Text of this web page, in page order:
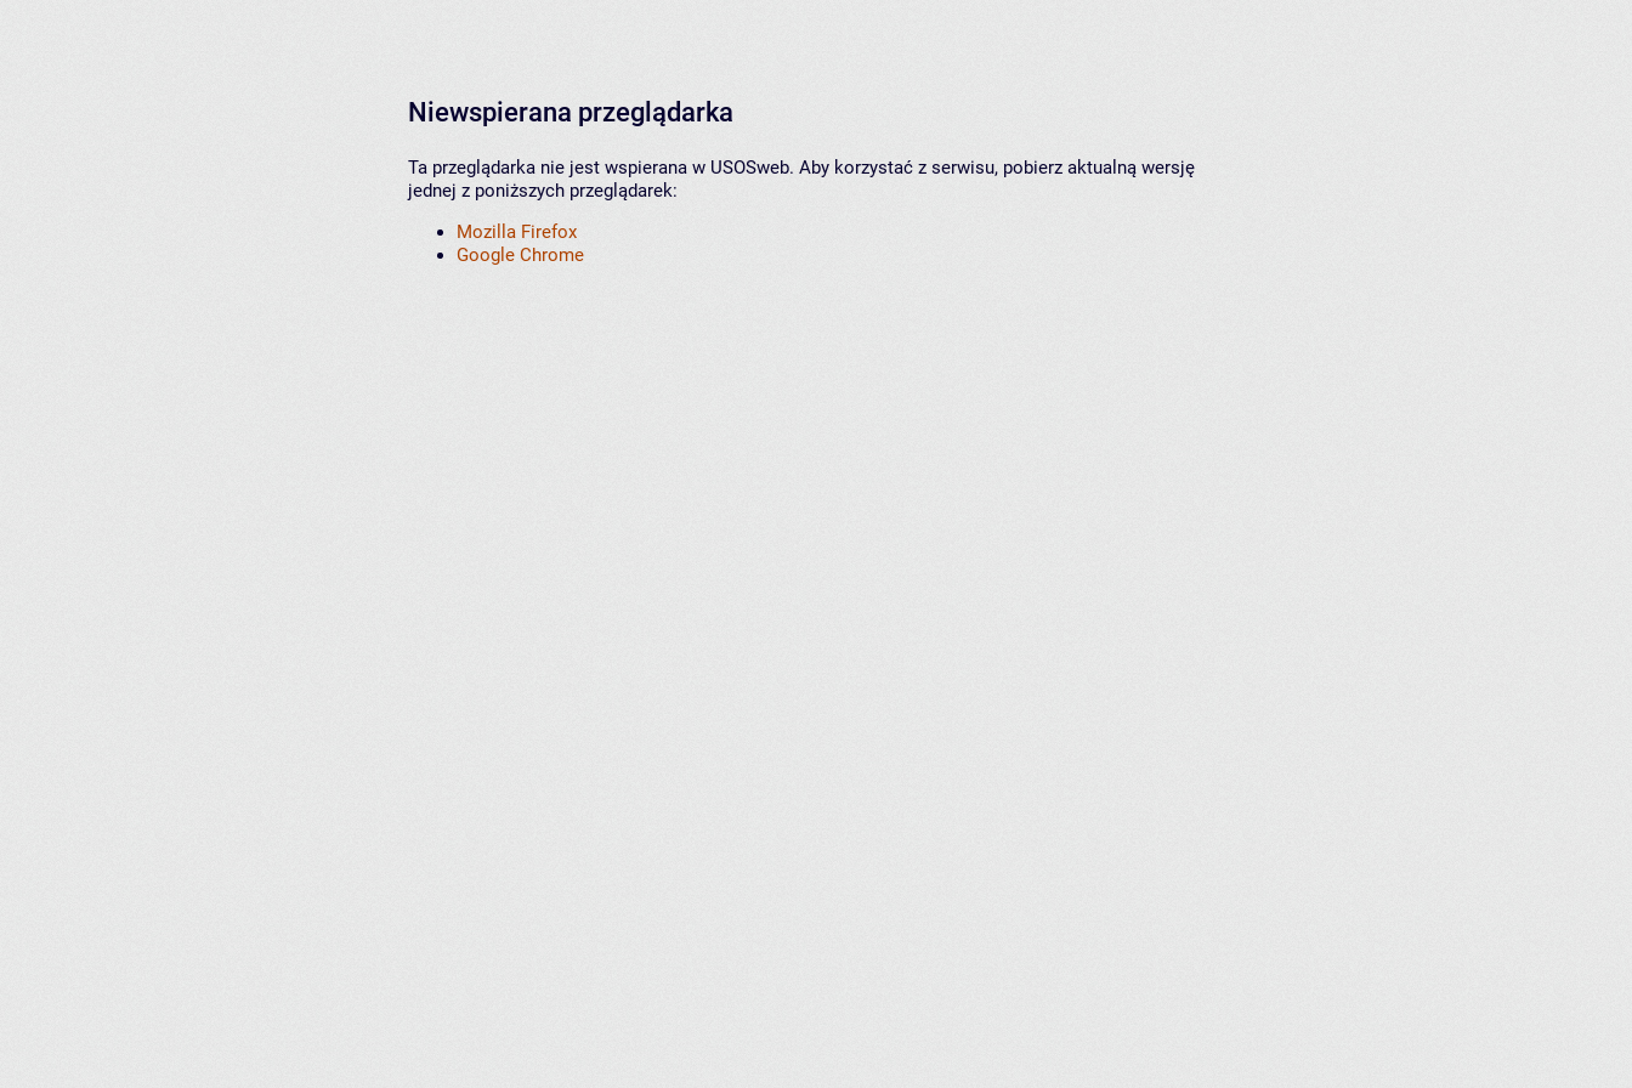
Niewspierana przeglądarka
Ta przeglądarka nie jest wspierana w USOSweb. Aby korzystać z serwisu, pobierz aktualną wersję
jednej z poniższych przeglądarek:
Mozilla Firefox
Google Chrome